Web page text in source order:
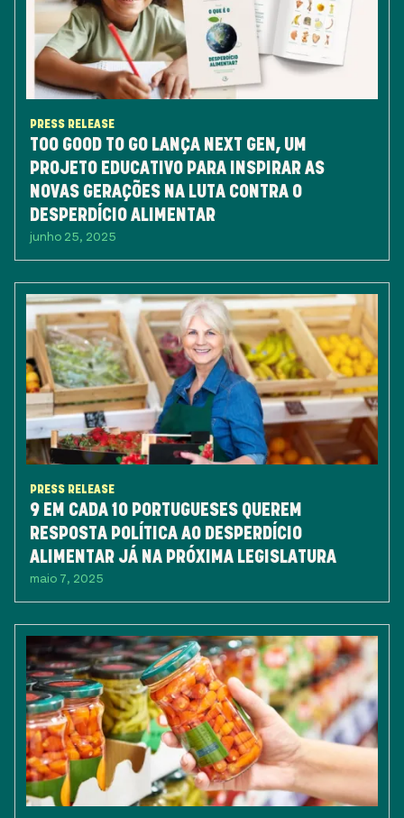
PRESS RELEASE
TOO GOOD TO GO LANÇA NEXT GEN, UM
PROJETO EDUCATIVO PARA INSPIRAR AS
NOVAS GERAÇÕES NA LUTA CONTRA O
DESPERDÍCIO ALIMENTAR
junho 25, 2025
PRESS RELEASE
9 EM CADA 10 PORTUGUESES QUEREM
RESPOSTA POLÍTICA AO DESPERDÍCIO
ALIMENTAR JÁ NA PRÓXIMA LEGISLATURA
maio 7, 2025